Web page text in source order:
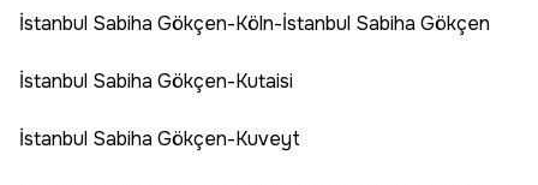
İstanbul Sabiha Gökçen-Köln-İstanbul Sabiha Gökçen
İstanbul Sabiha Gökçen-Kutaisi
İstanbul Sabiha Gökçen-Kuveyt